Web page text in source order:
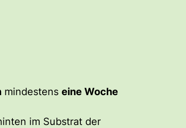
mindestens eine Woche
im Substrat der